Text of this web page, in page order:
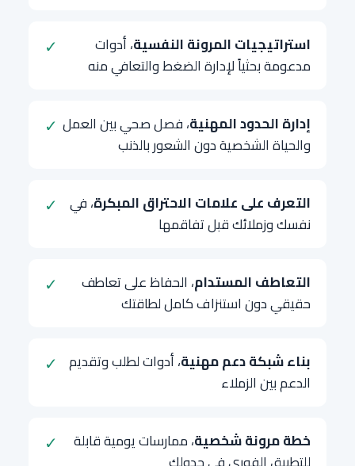
✓ استراتيجيات المرونة النفسية، أدوات
مدعومة بحثياً لإدارة الضغط والتعافي منه
✓ إدارة الحدود المهنية، فصل صحي بين العمل
والحياة الشخصية دون الشعور بالذنب
✓ التعرف على علامات الاحتراق المبكرة، في
نفسك وزملائك قبل تفاقمها
✓ التعاطف المستدام، الحفاظ على تعاطف
حقيقي دون استنزاف كامل لطاقتك
✓ بناء شبكة دعم مهنية، أدوات لطلب وتقديم
الدعم بين الزملاء
✓ خطة مرونة شخصية، ممارسات يومية قابلة